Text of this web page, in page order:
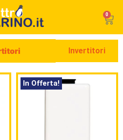
0
Invertitori
In Offerta!